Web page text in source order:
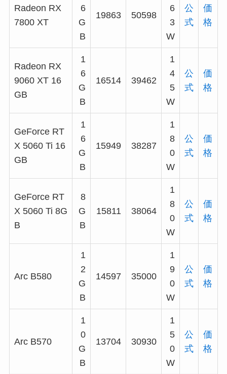
Radeon RX
7800 XT
6
G
B
19863 50598
6
3
W
公
式
価
格
Radeon RX
9060 XT 16
GB
1
6
G
B
16514 39462
1
4
5
W
公
式
価
格
GeForce RT
X 5060 Ti 16
GB
1
6
G
B
15949 38287
1
8
0
W
公
式
価
格
GeForce RT
X 5060 Ti 8G
B
8
G
B
15811 38064
1
8
0
W
公
式
価
格
Arc B580
1
2
G
B
14597 35000
1
9
0
W
公
式
価
格
Arc B570
1
0
G
B
13704 30930
1
5
0
W
公
式
価
格